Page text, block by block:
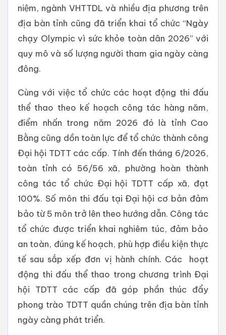
niệm, ngành VHTTDL và nhiều địa phương trên
địa bàn tỉnh cũng đã triển khai tổ chức “Ngày
chạy Olympic vì sức khỏe toàn dân 2026” với
quy mô và số lượng người tham gia ngày càng
đông.
Cùng với việc tổ chức các hoạt động thi đấu
thể thao theo kế hoạch công tác hàng năm,
điểm nhấn trong năm 2026 đó là tỉnh Cao
Bằng cũng dồn toàn lực để tổ chức thành công
Đại hội TDTT các cấp. Tính đến tháng 6/2026,
toàn tỉnh có 56/56 xã, phường hoàn thành
công tác tổ chức Đại hội TDTT cấp xã, đạt
100%. Số môn thi đấu tại Đại hội cơ bản đảm
bảo từ 5 môn trở lên theo hướng dẫn. Công tác
tổ chức được triển khai nghiêm túc, đảm bảo
an toàn, đúng kế hoạch, phù hợp điều kiện thực
tế sau sắp xếp đơn vị hành chính. Các hoạt
động thi đấu thể thao trong chương trình Đại
hội TDTT các cấp đã góp phần thúc đẩy
phong trào TDTT quần chúng trên địa bàn tỉnh
ngày càng phát triển.